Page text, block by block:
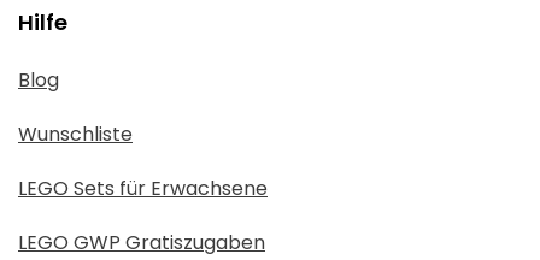
Hilfe
Blog
Wunschliste
LEGO Sets für Erwachsene
LEGO GWP Gratiszugaben